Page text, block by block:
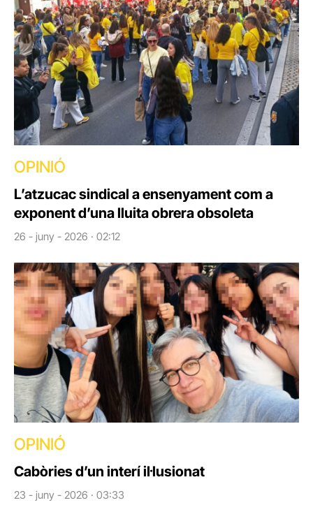
OPINIÓ
L’atzucac sindical a ensenyament com a
exponent d’una lluita obrera obsoleta
26 - juny - 2026 · 02:12
OPINIÓ
Cabòries d’un interí il·lusionat
23 - juny - 2026 · 03:33